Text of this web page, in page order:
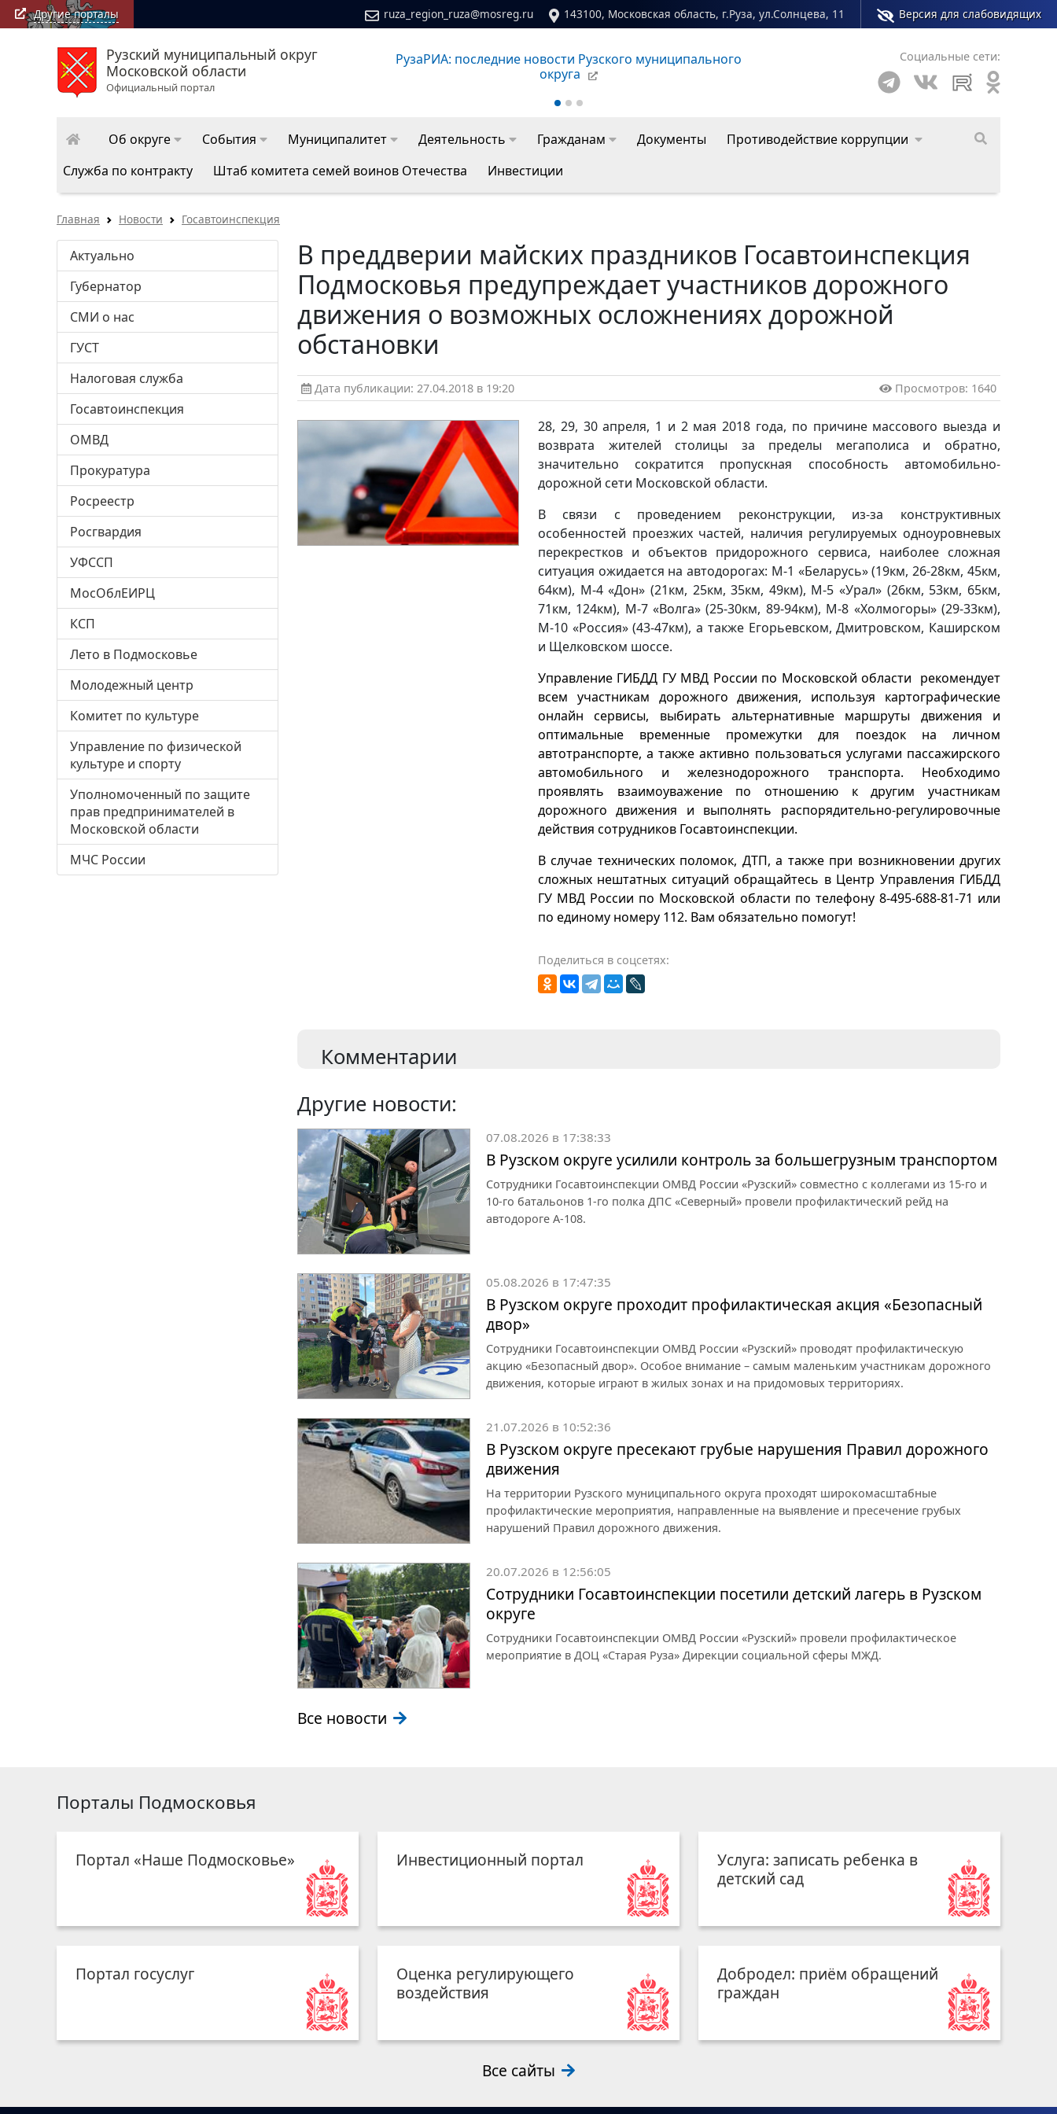
Другие порталы ruza_region_ruza@mosreg.ru 143100, Московская область, г.Руза, ул.Солнцева, 11 Версия для слабовидящих
Рузский муниципальный округ
Московской области
Официальный портал
Сайт молодежного центра Рузского муниципального округа Социальные сети:
Об округе События Муниципалитет Деятельность Гражданам Документы
Противодействие коррупции
Служба по контракту
Штаб комитета семей воинов Отечества Инвестиции
Главная Новости Госавтоинспекция
Актуально
Губернатор
СМИ о нас
ГУСТ
Налоговая служба
Госавтоинспекция
ОМВД
Прокуратура
Росреестр
Росгвардия
УФССП
МосОблЕИРЦ
КСП
Лето в Подмосковье
Молодежный центр
Комитет по культуре
Управление по физической
культуре и спорту
Уполномоченный по защите
прав предпринимателей в
Московской области
МЧС России
В преддверии майских праздников Госавтоинспекция
Подмосковья предупреждает участников дорожного
движения о возможных осложнениях дорожной
обстановки
Дата публикации: 27.04.2018 в 19:20 Просмотров: 1640
28, 29, 30 апреля, 1 и 2 мая 2018 года, по причине массового выезда и
возврата жителей столицы за пределы мегаполиса и обратно,
значительно сократится пропускная способность автомобильно-
дорожной сети Московской области.
В связи с проведением реконструкции, из-за конструктивных
особенностей проезжих частей, наличия регулируемых одноуровневых
перекрестков и объектов придорожного сервиса, наиболее сложная
ситуация ожидается на автодорогах: М-1 «Беларусь» (19км, 26-28км, 45км,
64км), М-4 «Дон» (21км, 25км, 35км, 49км), М-5 «Урал» (26км, 53км, 65км,
71км, 124км), М-7 «Волга» (25-30км, 89-94км), М-8 «Холмогоры» (29-33км),
М-10 «Россия» (43-47км), а также Егорьевском, Дмитровском, Каширском
и Щелковском шоссе.
Управление ГИБДД ГУ МВД России по Московской области рекомендует
всем участникам дорожного движения, используя картографические
онлайн сервисы, выбирать альтернативные маршруты движения и
оптимальные временные промежутки для поездок на личном
автотранспорте, а также активно пользоваться услугами пассажирского
автомобильного и железнодорожного транспорта. Необходимо
проявлять взаимоуважение по отношению к другим участникам
дорожного движения и выполнять распорядительно-регулировочные
действия сотрудников Госавтоинспекции.
В случае технических поломок, ДТП, а также при возникновении других
сложных нештатных ситуаций обращайтесь в Центр Управления ГИБДД
ГУ МВД России по Московской области по телефону 8-495-688-81-71 или
по единому номеру 112. Вам обязательно помогут!
Поделиться в соцсетях:
Комментарии
Другие новости:
07.08.2026 в 17:38:33
В Рузском округе усилили контроль за большегрузным транспортом
Сотрудники Госавтоинспекции ОМВД России «Рузский» совместно с коллегами из 15-го и
10-го батальонов 1-го полка ДПС «Северный» провели профилактический рейд на
автодороге А-108.
05.08.2026 в 17:47:35
В Рузском округе проходит профилактическая акция «Безопасный
двор»
Сотрудники Госавтоинспекции ОМВД России «Рузский» проводят профилактическую
акцию «Безопасный двор». Особое внимание – самым маленьким участникам дорожного
движения, которые играют в жилых зонах и на придомовых территориях.
21.07.2026 в 10:52:36
В Рузском округе пресекают грубые нарушения Правил дорожного
движения
На территории Рузского муниципального округа проходят широкомасштабные
профилактические мероприятия, направленные на выявление и пресечение грубых
нарушений Правил дорожного движения.
20.07.2026 в 12:56:05
Сотрудники Госавтоинспекции посетили детский лагерь в Рузском
округе
Сотрудники Госавтоинспекции ОМВД России «Рузский» провели профилактическое
мероприятие в ДОЦ «Старая Руза» Дирекции социальной сферы МЖД.
Все новости
Порталы Подмосковья
Портал «Наше Подмосковье» Инвестиционный портал
Услуга: записать ребенка в
детский сад
Портал госуслуг
Оценка регулирующего
воздействия
Добродел: приём обращений
граждан
Все сайты